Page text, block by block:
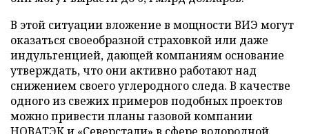
В этой ситуации вложение в мощности ВИЭ могут
оказаться своеобразной страховкой или даже
индульгенцией, дающей компаниям основание
утверждать, что они активно работают над
снижением своего углеродного следа. В качестве
одного из свежих примеров подобных проектов
можно привести планы газовой компании